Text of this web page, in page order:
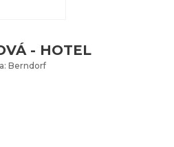
- HOTEL
Berndorf